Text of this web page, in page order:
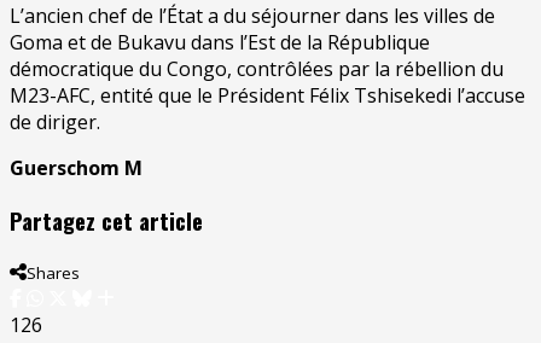
L’ancien chef de l’État a du séjourner dans les villes de
Goma et de Bukavu dans l’Est de la République
démocratique du Congo, contrôlées par la rébellion du
M23-AFC, entité que le Président Félix Tshisekedi l’accuse
de diriger.
Guerschom M
Partagez cet article
Shares
126